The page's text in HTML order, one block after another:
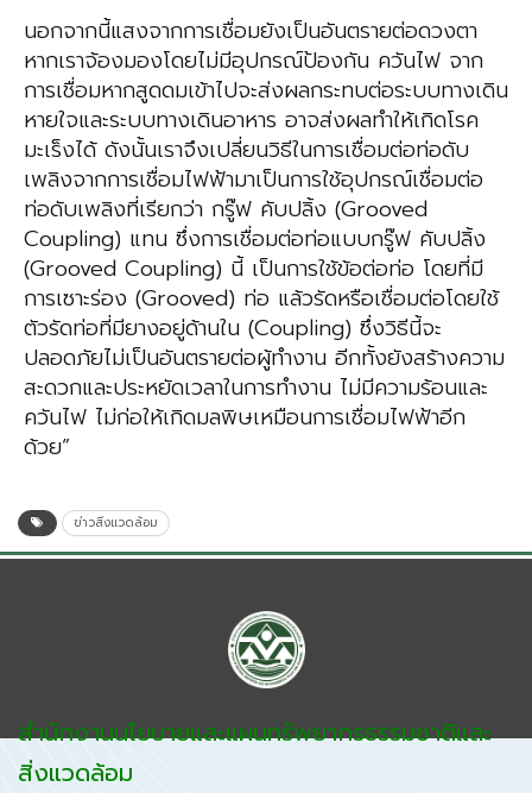
นอกจากนี้แสงจากการเชื่อมยังเป็นอันตรายต่อดวงตา
หากเราจ้องมองโดยไม่มีอุปกรณ์ป้องกัน ควันไฟ จาก
การเชื่อมหากสูดดมเข้าไปจะส่งผลกระทบต่อระบบทางเดิน
หายใจและระบบทางเดินอาหาร อาจส่งผลทำให้เกิดโรค
มะเร็งได้ ดังนั้นเราจึงเปลี่ยนวิธีในการเชื่อมต่อท่อดับ
เพลิงจากการเชื่อมไฟฟ้ามาเป็นการใช้อุปกรณ์เชื่อมต่อ
ท่อดับเพลิงที่เรียกว่า กรู๊ฟ คับปลิ้ง (Grooved
Coupling) แทน ซึ่งการเชื่อมต่อท่อแบบกรู๊ฟ คับปลิ้ง
(Grooved Coupling) นี้ เป็นการใช้ข้อต่อท่อ โดยที่มี
การเซาะร่อง (Grooved) ท่อ แล้วรัดหรือเชื่อมต่อโดยใช้
ตัวรัดท่อที่มียางอยู่ด้านใน (Coupling) ซึ่งวิธีนี้จะ
ปลอดภัยไม่เป็นอันตรายต่อผู้ทำงาน อีกทั้งยังสร้างความ
สะดวกและประหยัดเวลาในการทำงาน ไม่มีความร้อนและ
ควันไฟ ไม่ก่อให้เกิดมลพิษเหมือนการเชื่อมไฟฟ้าอีก
ด้วย”
ข่าวสิ่งแวดล้อม
สำนักงานนโยบายและแผนทรัพยากรธรรมชาติและ
สิ่งแวดล้อม